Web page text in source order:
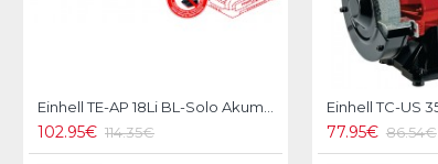
102.95€ 114.35€ 77.95€ 86.54€